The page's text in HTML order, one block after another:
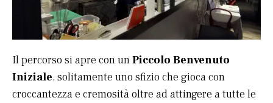
Il percorso si apre con unPiccolo Benvenuto
Iniziale, solitamente uno sfizio che gioca con
croccantezza e cremosità oltre ad attingere a tutte le